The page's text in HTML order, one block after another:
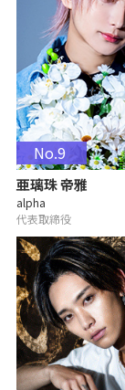
No.9
亜璃珠 帝雅
alpha
代表取締役